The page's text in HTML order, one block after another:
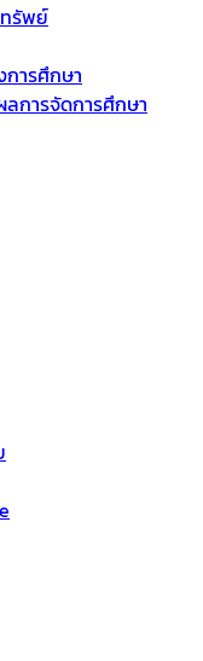
รัพย์
ารศึกษา
การจัดการศึกษา